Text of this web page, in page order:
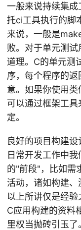
一般来说持续集
托ci工具执行的脚
来说，一般是
败。对于单元测
道理。C的单元测
序，每个程序的
意。如果你使用类
可以通过框架工
定。
良好的项目构建
日常开发工作中
的"前段"，比如需
活动，诸如构建、
以上所讲仅是经
C应用构建的资料
里权当抛砖引玉了